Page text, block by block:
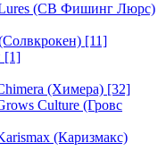
(СВ Фишинг Люрс)
[11]
[1]
(Химера) [32]
Culture (Гровс
(Каризмакс)